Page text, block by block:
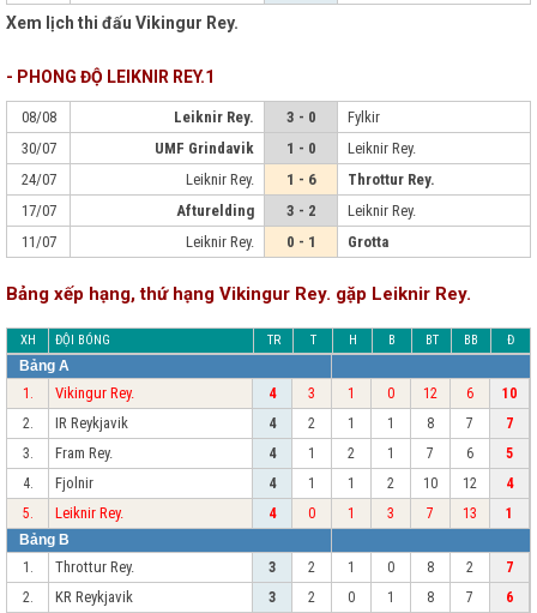
Xem lịch thi đấu Vikingur Rey.
- PHONG ĐỘ LEIKNIR REY.1
08/08 Leiknir Rey. 3 - 0
Fylkir
30/07
UMF Grindavik 1 - 0
Leiknir Rey.
24/07
Leiknir Rey. 1 - 6
Throttur Rey.
17/07
Afturelding 3 - 2
Leiknir Rey.
11/07
Leiknir Rey. 0 - 1 Grotta
Bảng xếp hạng, thứ hạng Vikingur Rey. gặp Leiknir Rey.
XH ĐỘI BÓNG TR T H B BT BB Đ
Bảng A
1.
Vikingur Rey. 4 3 1 0 12 6
10
2.
IR Reykjavik 4 2 1 1 8 7
7
3.
Fram Rey. 4 1 2 1 7 6
5
4.
Fjolnir 4 1 1 2 10 12
4
5.
Leiknir Rey. 4 0 1 3 7 13
1
Bảng B
1.
Throttur Rey. 3 2 1 0 8 2
7
2.
KR Reykjavik 3 2 0 1 8 7
6